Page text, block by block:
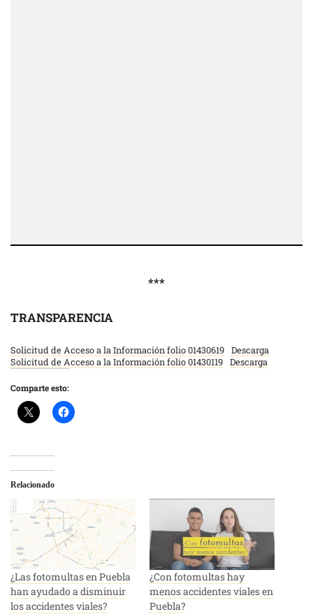
***
TRANSPARENCIA
Solicitud de Acceso a la Información folio 01430619
Descarga
Solicitud de Acceso a la Información folio 01430119
Descarga
Comparte esto:
Relacionado
¿Las fotomultas en Puebla
han ayudado a disminuir
los accidentes viales?
¿Con fotomultas hay
menos accidentes viales en
Puebla?